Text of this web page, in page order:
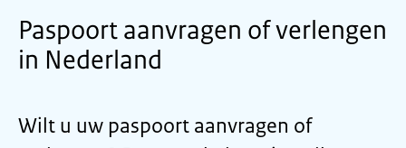
Paspoort aanvragen of verlengen
in Nederland
Wilt u uw paspoort aanvragen of